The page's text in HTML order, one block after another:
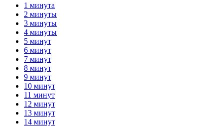
1 минута
2 минуты
3 минуты
4 минуты
5 минут
6 минут
7 минут
8 минут
9 минут
10 минут
11 минут
12 минут
13 минут
14 минут